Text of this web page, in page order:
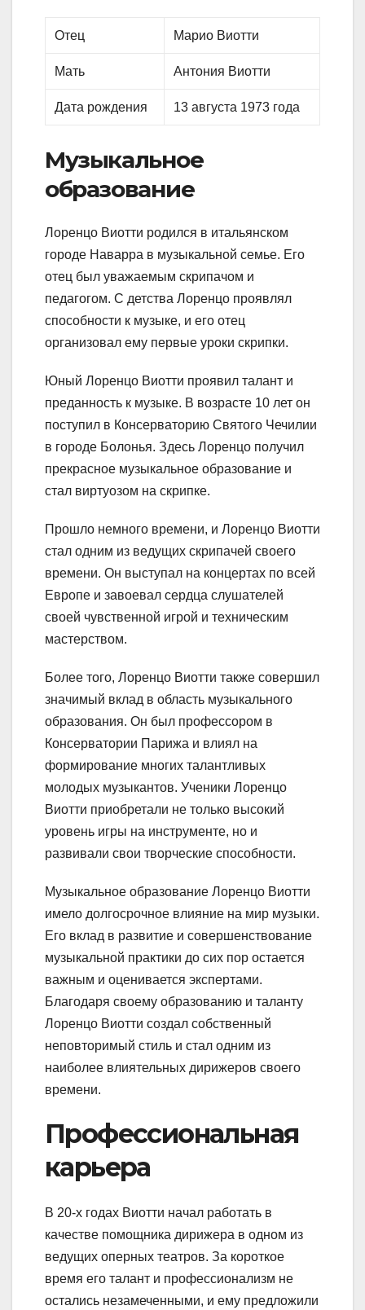
Отец Марио Виотти
Мать Антония Виотти
Дата рождения 13 августа 1973 года
Музыкальное
образование
Лоренцо Виотти родился в итальянском
городе Наварра в музыкальной семье. Его
отец был уважаемым скрипачом и
педагогом. С детства Лоренцо проявлял
способности к музыке, и его отец
организовал ему первые уроки скрипки.
Юный Лоренцо Виотти проявил талант и
преданность к музыке. В возрасте 10 лет он
поступил в Консерваторию Святого Чечилии
в городе Болонья. Здесь Лоренцо получил
прекрасное музыкальное образование и
стал виртуозом на скрипке.
Прошло немного времени, и Лоренцо Виотти
стал одним из ведущих скрипачей своего
времени. Он выступал на концертах по всей
Европе и завоевал сердца слушателей
своей чувственной игрой и техническим
мастерством.
Более того, Лоренцо Виотти также совершил
значимый вклад в область музыкального
образования. Он был профессором в
Консерватории Парижа и влиял на
формирование многих талантливых
молодых музыкантов. Ученики Лоренцо
Виотти приобретали не только высокий
уровень игры на инструменте, но и
развивали свои творческие способности.
Музыкальное образование Лоренцо Виотти
имело долгосрочное влияние на мир музыки.
Его вклад в развитие и совершенствование
музыкальной практики до сих пор остается
важным и оценивается экспертами.
Благодаря своему образованию и таланту
Лоренцо Виотти создал собственный
неповторимый стиль и стал одним из
наиболее влиятельных дирижеров своего
времени.
Профессиональная
карьера
В 20-х годах Виотти начал работать в
качестве помощника дирижера в одном из
ведущих оперных театров. За короткое
время его талант и профессионализм не
остались незамеченными, и ему предложили